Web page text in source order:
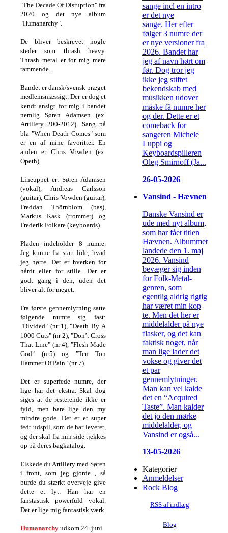
"The Decade Of Disruption" fra
2020 og det nye album
"Humanarchy".
De bliver beskrevet nogle
steder som thrash heavy.
Thrash metal er for mig mere
rammende.
Bandet er dansk/svensk præget
medlemsmæssigt.Der er dog et
kendt ansigt for mig i bandet
nemlig Søren Adamsen (ex.
Artillery 200-2012). Sang på
bla "When Death Comes" som
er en af mine favoritter. En
anden er Chris Vowden (ex.
Opeth).
Lineuppet er: Søren Adamsen
(vokal), Andreas Carlsson
(guitar),Chris Vowden (guitar),
Freddan Thörnblom (bas),
Markus Kask (trommer) og
Frederik Folkare (keyboards)
Pladen indeholder 8 numre.
Jeg kunne fra start lide, hvad
jeg hørte. Det er hverken for
hårdt eller for stille. Der er
godt gang i den, uden det
bliver alt for meget.
Fra første gennemlytning satte
følgende numre sig fast:
"Divided" (nr 1), "Death By A
1000 Cuts" (nr 2), "Don’t Cross
That Line" (nr 4), "Flesh Made
God" (nr5) og "Ten Ton
Hammer Of Pain" (nr 7).
Det er superfede numre, der
lige har det ekstra.Skal dog
siges at de resterende ikke er
fyld, men bare lige den my
mindre gode. Det er et super
fedt udspil, som de har leveret,
og der skal fra min side tjekkes
op på deres bagkatalog.
Elskede du Artillery med Søren
i front, som jeg gjorde , så
burde du stærkt overveje give
dette et lyt. Han har en
fanstastisk powerfuld vokal.
Det er lige mig fantastisk værk.
Humanarchy udkom 24. juni
sange incl en intro
er det nye
sange. Her efter
følger 3 numre der
er nye versioner fra
2026. Bandet har
jeg af navn hørt om
før. Dog tror jeg
ikke jeg stiftet
bekendskab med
musikken udover
måske få numre her
og der. Dette er et
comeback for
sangeren Michele
Luppi og
Keyboardspilleren
Oleg Smirnoff (Ja...
26-05-2026
Vansind - Hævnen
Danske Vansind er
ude med nyt album,
som har fået titlen
Hævnen. Albummet
landede den 1. maj
2026. Vansind
bevæger sig inden
for Folk-Metal-
genren, som
egentlig aldrig rigtig
har været min kop
te. Men det her er
middelalder på nye
flasker, og det kan
faktisk noget, når
man lige lader det
vokse og giver det
et par
gennemlytninger.
Man kan vel kalde
det en “Acquired
Taste”. Man kalder
det jo den mørke
middelalder, og
Vansind er også...
13-05-2026
Kategorier
Anmeldelser
Rock Blog
RSS af indlæg
Blog